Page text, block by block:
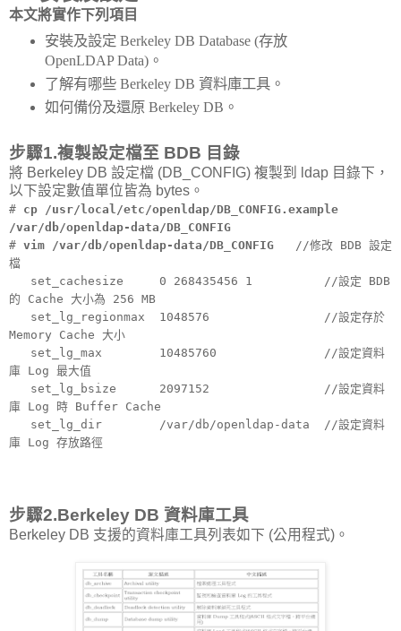
本文將實作下列項目
安裝及設定 Berkeley DB Database (存放
OpenLDAP Data)。
了解有哪些 Berkeley DB 資料庫工具。
如何備份及還原 Berkeley DB。
步驟1.複製設定檔至 BDB 目錄
將 Berkeley DB 設定檔 (DB_CONFIG) 複製到 ldap 目錄下，
以下設定數值單位皆為 bytes。
# cp /usr/local/etc/openldap/DB_CONFIG.example
/var/db/openldap-data/DB_CONFIG
# vim /var/db/openldap-data/DB_CONFIG //修改 BDB 設定
檔
set_cachesize 0 268435456 1 //設定 BDB
的 Cache 大小為 256 MB
set_lg_regionmax 1048576 //設定存於
Memory Cache 大小
set_lg_max 10485760 //設定資料
庫 Log 最大值
set_lg_bsize 2097152 //設定資料
庫 Log 時 Buffer Cache
set_lg_dir /var/db/openldap-data //設定資料
庫 Log 存放路徑
步驟2.Berkeley DB 資料庫工具
Berkeley DB 支援的資料庫工具列表如下 (公用程式)。